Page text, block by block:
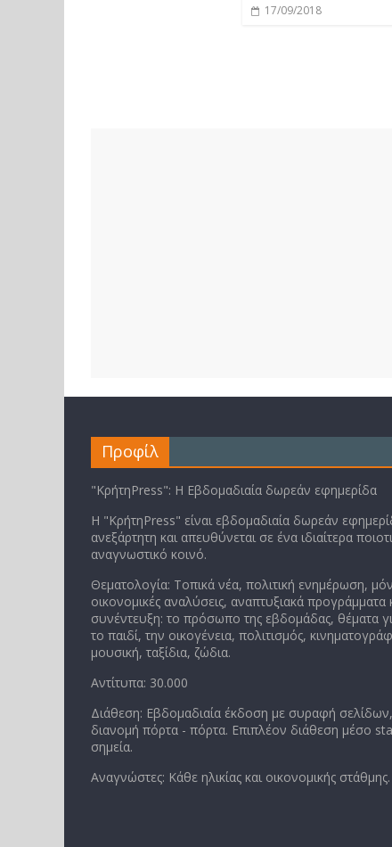
17/09/2018
Προφίλ
"ΚρήτηPress": Η Εβδομαδιαία δωρεάν εφημερίδα
Η "ΚρήτηPress" είναι εβδομαδιαία δωρεάν
ανεξάρτητη και απευθύνεται σε ένα ιδιαίτερα
αναγνωστικό κοινό.
Θεματολογία: Τοπικά νέα, πολιτική ενημέρωση,
οικονομικές αναλύσεις, αναπτυξιακά προγράμματα
συνέντευξη: το πρόσωπο της εβδομάδας, θέματα
το παιδί, την οικογένεια, πολιτισμός,
μουσική, ταξίδια, ζώδια.
Αντίτυπα: 30.000
Διάθεση: Εβδομαδιαία έκδοση με συραφή
διανομή πόρτα - πόρτα. Επιπλέον διάθεση μέσο
σημεία.
Αναγνώστες: Κάθε ηλικίας και οικονομικής στάθμης.